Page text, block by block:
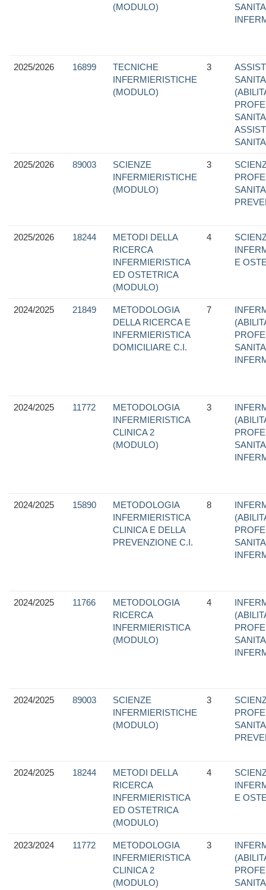
(MODULO)
2025/2026 16899
TECNICHE
INFERMIERISTICHE
(MODULO)
3
2025/2026 89003
SCIENZE
INFERMIERISTICHE
(MODULO)
3
2025/2026 18244
METODI DELLA
RICERCA
INFERMIERISTICA
ED OSTETRICA
(MODULO)
4
E
2024/2025 21849
METODOLOGIA
DELLA RICERCA E
INFERMIERISTICA
DOMICILIARE C.I.
7
2024/2025 11772
METODOLOGIA
INFERMIERISTICA
CLINICA 2
(MODULO)
3
2024/2025 15890
METODOLOGIA
INFERMIERISTICA
CLINICA E DELLA
PREVENZIONE C.I.
8
2024/2025 11766
METODOLOGIA
RICERCA
INFERMIERISTICA
(MODULO)
4
2024/2025 89003
SCIENZE
INFERMIERISTICHE
(MODULO)
3
2024/2025 18244
METODI DELLA
RICERCA
INFERMIERISTICA
ED OSTETRICA
(MODULO)
4
E
2023/2024 11772
METODOLOGIA
INFERMIERISTICA
CLINICA 2
(MODULO)
3